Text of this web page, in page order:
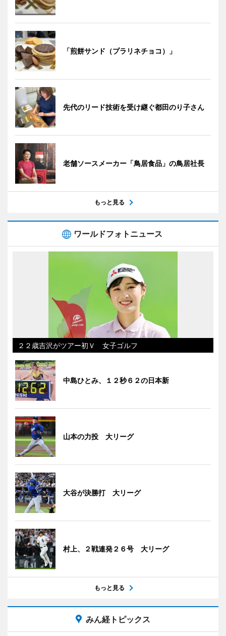
「煎餅サンド（プラリネチョコ）」
先代のリード技術を受け継ぐ都田のり子さん
老舗ソースメーカー「鳥居食品」の鳥居社長
もっと見る
ワールドフォトニュース
２２歳吉沢がツアー初Ｖ 女子ゴルフ
中島ひとみ、１２秒６２の日本新
山本の力投 大リーグ
大谷が決勝打 大リーグ
村上、２戦連発２６号 大リーグ
もっと見る
みん経トピックス